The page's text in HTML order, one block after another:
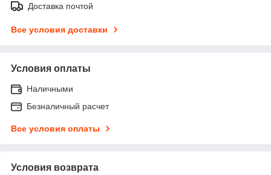
Доставка почтой
Все условия доставки
Условия оплаты
Наличными
Безналичный расчет
Все условия оплаты
Условия возврата